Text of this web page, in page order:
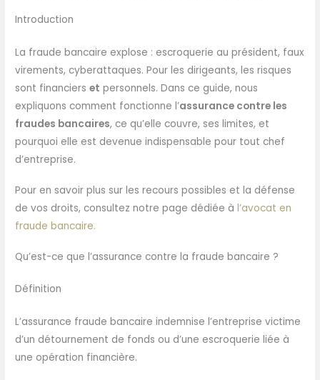
Introduction
La fraude bancaire explose : escroquerie au président, faux
virements, cyberattaques. Pour les dirigeants, les risques
sont financierset personnels. Dans ce guide, nous
expliquons comment fonctionne l’assurance contre les
fraudes bancaires, ce qu’elle couvre, ses limites, et
pourquoi elle est devenue indispensable pour tout chef
d’entreprise.
Pour en savoir plus sur les recours possibles et la défense
de vos droits, consultez notre page dédiée àl’avocat en
fraude bancaire.
Qu’est-ce que l’assurance contre la fraude bancaire ?
Définition
L’assurance fraude bancaire indemnise l’entreprise victime
d’un détournement de fonds ou d’une escroquerie liée à
une opération financière.